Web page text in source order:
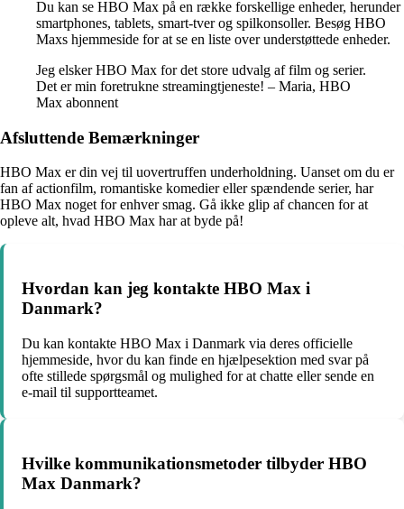
Du kan se HBO Max på en række forskellige enheder, herunder
smartphones, tablets, smart-tver og spilkonsoller. Besøg HBO
Maxs hjemmeside for at se en liste over understøttede enheder.
Jeg elsker HBO Max for det store udvalg af film og serier.
Det er min foretrukne streamingtjeneste! – Maria, HBO
Max abonnent
Afsluttende Bemærkninger
HBO Max er din vej til uovertruffen underholdning. Uanset om du er
fan af actionfilm, romantiske komedier eller spændende serier, har
HBO Max noget for enhver smag. Gå ikke glip af chancen for at
opleve alt, hvad HBO Max har at byde på!
Hvordan kan jeg kontakte HBO Max i
Danmark?
Du kan kontakte HBO Max i Danmark via deres officielle
hjemmeside, hvor du kan finde en hjælpesektion med svar på
ofte stillede spørgsmål og mulighed for at chatte eller sende en
e-mail til supportteamet.
Hvilke kommunikationsmetoder tilbyder HBO
Max Danmark?